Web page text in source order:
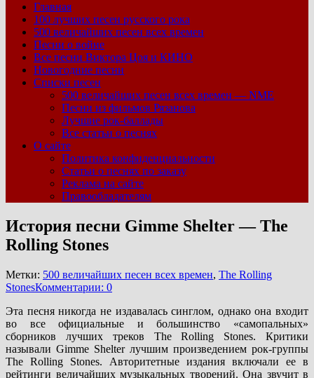
Главная
100 лучших песен русского рока
500 величайших песен всех времен
Песни о войне
Все песни Виктора Цоя и КИНО
Новогодние песни
Списки песен
500 величайших песен всех времен — NME
Песни из фильмов Рязанова
Лучшие рок-баллады
Все статьи о песнях
О сайте
Политика конфиденциальности
Статьи о песнях по заказу
Реклама на сайте
Правообладателям
История песни Gimme Shelter — The
Rolling Stones
Метки: 500 величайших песен всех времен, The Rolling
StonesКомментарии: 0
Эта песня никогда не издавалась синглом, однако она входит
во все официальные и большинство «самопальных»
сборников лучших треков The Rolling Stones. Критики
называли Gimme Shelter лучшим произведением рок-группы
The Rolling Stones. Авторитетные издания включали ее в
рейтинги величайших музыкальных творений. Она звучит в